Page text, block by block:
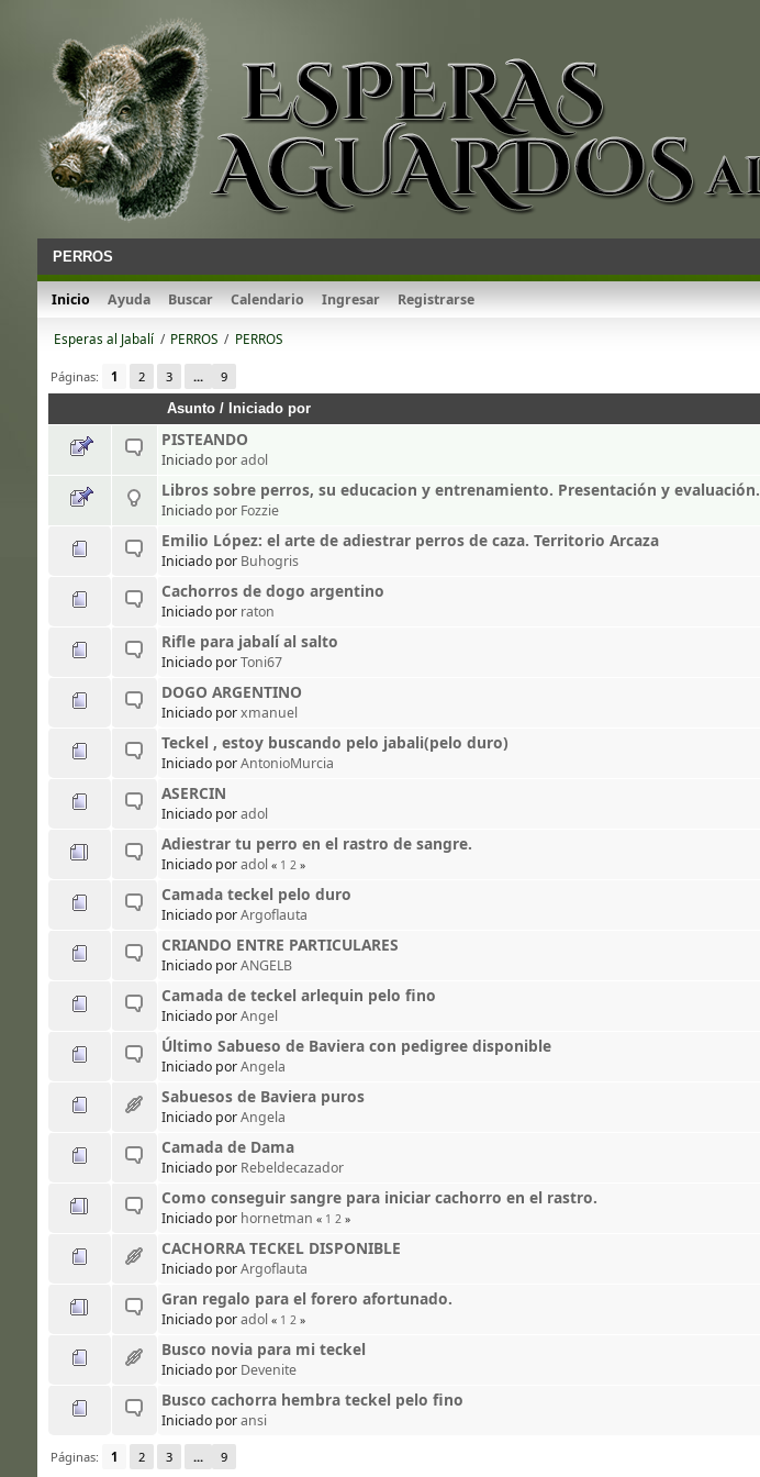
PERROS
Inicio Ayuda Buscar Calendario Ingresar Registrarse
Esperas al Jabalí/ PERROS / PERROS
Páginas: 1 2 3 ...
9
Asunto/ Iniciado por
PISTEANDO
Iniciado poradol
Libros sobre perros, su educacion y entrenamiento. Presentación y evaluación.
Iniciado por Fozzie
Emilio López: el arte de adiestrar perros de caza. Territorio Arcaza
Iniciado por Buhogris
Cachorros de dogo argentino
Iniciado por raton
Rifle para jabalí al salto
Iniciado porToni67
DOGO ARGENTINO
Iniciado porxmanuel
Teckel , estoy buscando pelo jabali(pelo duro)
Iniciado porAntonioMurcia
ASERCIN
Iniciado poradol
Adiestrar tu perro en el rastro de sangre.
Iniciado poradol « 1 2»
Camada teckel pelo duro
Iniciado porArgoflauta
CRIANDO ENTRE PARTICULARES
Iniciado porANGELB
Camada de teckel arlequin pelo fino
Iniciado porAngel
Último Sabueso de Baviera con pedigree disponible
Iniciado porAngela
Sabuesos de Baviera puros
Iniciado porAngela
Camada de Dama
Iniciado por Rebeldecazador
Como conseguir sangre para iniciar cachorro en el rastro.
Iniciado por hornetman « 1 2»
CACHORRA TECKEL DISPONIBLE
Iniciado porArgoflauta
Gran regalo para el forero afortunado.
Iniciado poradol « 1 2»
Busco novia para mi teckel
Iniciado por Devenite
Busco cachorra hembra teckel pelo fino
Iniciado poransi
Páginas: 1 2 3 ... 9